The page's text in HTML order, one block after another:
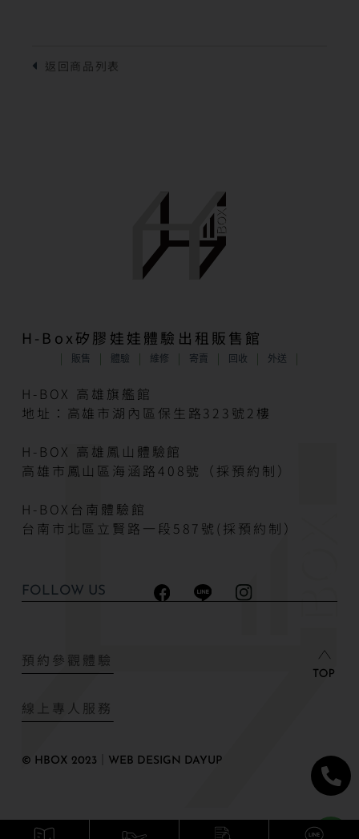
H-Box矽膠娃娃體驗出租販售館
販售 體驗 維修 寄賣 回收 外送
H-BOX 高雄旗艦館
地址：高雄市湖內區保生路323號2樓
H-BOX 高雄鳳山體驗館
高雄市鳳山區海涵路408號（採預約制）
H-BOX台南體驗館
台南市北區立賢路一段587號(採預約制）
FOLLOW US
預約參觀體驗
線上專人服務
© HBOX 2023｜WEB DESIGN DAYUP